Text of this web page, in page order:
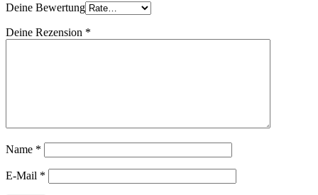
Deine Bewertung
Deine Rezension *
Name *
E-Mail *